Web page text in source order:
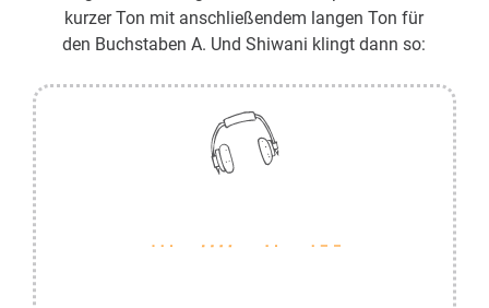
kurzer Ton mit anschließendem langen Ton für
den Buchstaben A. Und Shiwani klingt dann so: